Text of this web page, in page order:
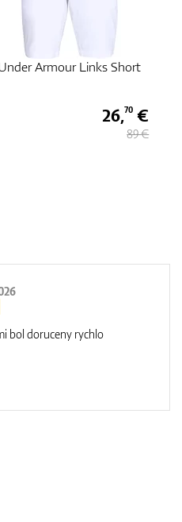
Armour Links Short
26,70€
89 €
bol doruceny rychlo